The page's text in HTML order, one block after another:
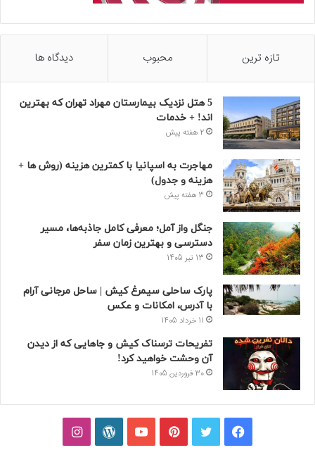
تازه ترین محبوب دیدگاه ها
5 هتل نزدیک بیمارستان مهراد تهران که بهترین‌
اند! + خدمات
2 هفته پیش
مهاجرت به اسپانیا با کمترین هزینه (روش ها +
هزینه و جدول)
3 هفته پیش
جنگل واز آمل؛ معرفی کامل جاذبه‌ها، مسیر
دسترسی و بهترین زمان سفر
13 تیر 1405
پارک ساحلی سیمرغ کیش | ساحل مرجانی آرام
با آدرس، امکانات و عکس
11 خرداد 1405
تفریحات ترسناک کیش و جاهایی که از دیدن
آن وحشت خواهید کرد!
30 فروردین 1405
فیسبوکتوییترپینتریستیوتیوبوردپرساینستاگرام